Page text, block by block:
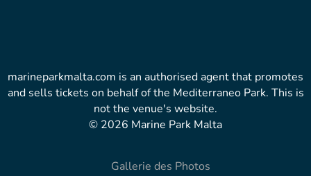
marineparkmalta.com is an authorised agent that promotes
and sells tickets on behalf of the Mediterraneo Park. This is
not the venue's website.
© 2026 Marine Park Malta
Gallerie des Photos